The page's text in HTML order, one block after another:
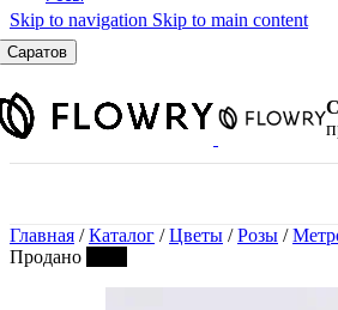
Skip to navigation Skip to main content
Саратов
По количеству
15 шт.
21 шт.
35 шт.
45 шт.
101 шт.
Главная /Каталог /Цветы /Розы /
Продано